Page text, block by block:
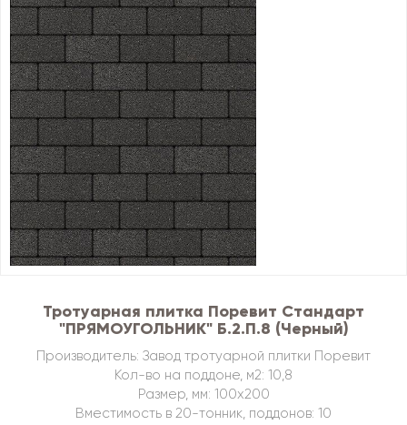
Тротуарная плитка Поревит Стандарт
"ПРЯМОУГОЛЬНИК" Б.2.П.8 (Черный)
Производитель: Завод тротуарной плитки Поревит
Кол-во на поддоне, м2: 10,8
Размер, мм: 100х200
Вместимость в 20-тонник, поддонов: 10